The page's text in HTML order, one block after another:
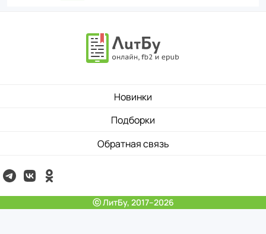
Новинки
Подборки
Обратная связь
ⓒ ЛитБу, 2017–2026